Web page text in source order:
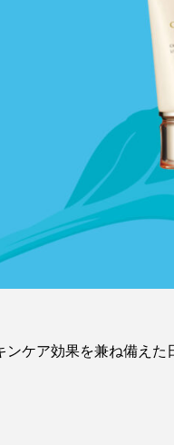
ンケア効果を兼ね備え